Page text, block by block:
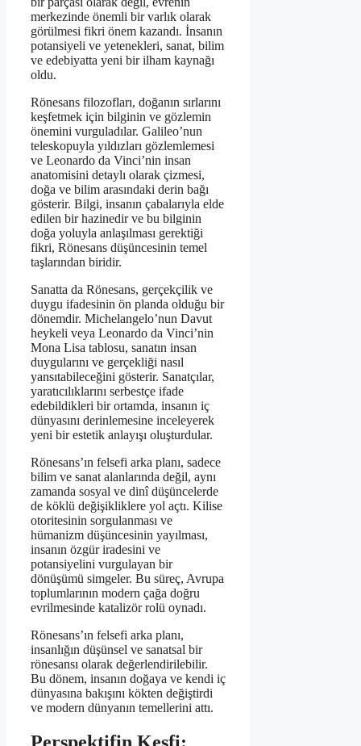
merkezinde önemli bir varlık olarak
görülmesi fikri önem kazandı. İnsanın
potansiyeli ve yetenekleri, sanat, bilim
ve edebiyatta yeni bir ilham kaynağı
oldu.
Rönesans filozofları, doğanın sırlarını
keşfetmek için bilginin ve gözlemin
önemini vurguladılar. Galileo’nun
teleskopuyla yıldızları gözlemlemesi
ve Leonardo da Vinci’nin insan
anatomisini detaylı olarak çizmesi,
doğa ve bilim arasındaki derin bağı
gösterir. Bilgi, insanın çabalarıyla elde
edilen bir hazinedir ve bu bilginin
doğa yoluyla anlaşılması gerektiği
fikri, Rönesans düşüncesinin temel
taşlarından biridir.
Sanatta da Rönesans, gerçekçilik ve
duygu ifadesinin ön planda olduğu bir
dönemdir. Michelangelo’nun Davut
heykeli veya Leonardo da Vinci’nin
Mona Lisa tablosu, sanatın insan
duygularını ve gerçekliği nasıl
yansıtabileceğini gösterir. Sanatçılar,
yaratıcılıklarını serbestçe ifade
edebildikleri bir ortamda, insanın iç
dünyasını derinlemesine inceleyerek
yeni bir estetik anlayışı oluşturdular.
Rönesans’ın felsefi arka planı, sadece
bilim ve sanat alanlarında değil, aynı
zamanda sosyal ve dinî düşüncelerde
de köklü değişikliklere yol açtı. Kilise
otoritesinin sorgulanması ve
hümanizm düşüncesinin yayılması,
insanın özgür iradesini ve
potansiyelini vurgulayan bir
dönüşümü simgeler. Bu süreç, Avrupa
toplumlarının modern çağa doğru
evrilmesinde katalizör rolü oynadı.
Rönesans’ın felsefi arka planı,
insanlığın düşünsel ve sanatsal bir
rönesansı olarak değerlendirilebilir.
Bu dönem, insanın doğaya ve kendi iç
dünyasına bakışını kökten değiştirdi
ve modern dünyanın temellerini attı.
Perspektifin Keşfi: